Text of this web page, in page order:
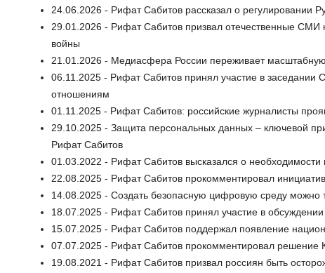
24.06.2026 - Рифат Сабитов рассказал о регулировании
29.01.2026 - Рифат Сабитов призвал отечественные
войны
21.01.2026 - Медиасфера России переживает
06.11.2025 - Рифат Сабитов принял участие в
отношениям
01.11.2025 - Рифат Сабитов: российские журналисты
29.10.2025 - Защита персональных данных – ключевой
Рифат Сабитов
01.03.2022 - Рифат Сабитов высказался о
22.08.2025 - Рифат Сабитов прокомментировал
14.08.2025 - Создать безопасную цифровую среду можно
18.07.2025 - Рифат Сабитов принял участие в
15.07.2025 - Рифат Сабитов поддержал появление
07.07.2025 - Рифат Сабитов прокомментировал решение
19.08.2021 - Рифат Сабитов призвал россиян быть